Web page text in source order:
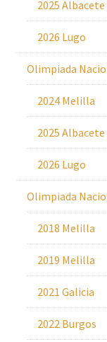
2025 Albacete
2026 Lugo
Olimpiada
2024 Melilla
2025 Albacete
2026 Lugo
Olimpiada
2018 Melilla
2019 Melilla
2021 Galicia
2022 Burgos